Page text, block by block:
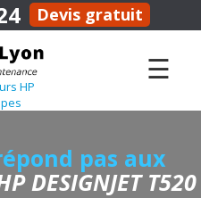
Devis gratuit
HP
☰
pas aux
DESIGNJET T520